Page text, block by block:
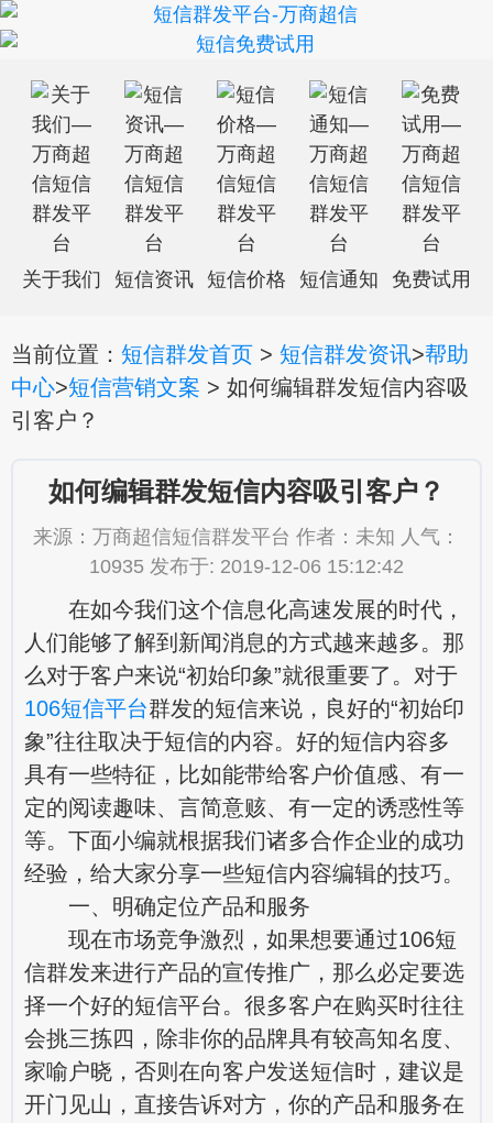
关于我们 短信资讯 短信价格 短信通知 免费试用
当前位置： 短信群发首页 > 短信群发资讯>帮助
中心>短信营销文案 > 如何编辑群发短信内容吸
引客户？
如何编辑群发短信内容吸引客户？
来源：万商超信短信群发平台 作者：未知 人气：
10935 发布于: 2019-12-06 15:12:42
在如今我们这个信息化高速发展的时代，
人们能够了解到新闻消息的方式越来越多。那
么对于客户来说“初始印象”就很重要了。对于
106短信平台群发的短信来说，良好的“初始印
象”往往取决于短信的内容。好的短信内容多
具有一些特征，比如能带给客户价值感、有一
定的阅读趣味、言简意赅、有一定的诱惑性等
等。下面小编就根据我们诸多合作企业的成功
经验，给大家分享一些短信内容编辑的技巧。
一、明确定位产品和服务
现在市场竞争激烈，如果想要通过106短
信群发来进行产品的宣传推广，那么必定要选
择一个好的短信平台。很多客户在购买时往往
会挑三拣四，除非你的品牌具有较高知名度、
家喻户晓，否则在向客户发送短信时，建议是
开门见山，直接告诉对方，你的产品和服务在